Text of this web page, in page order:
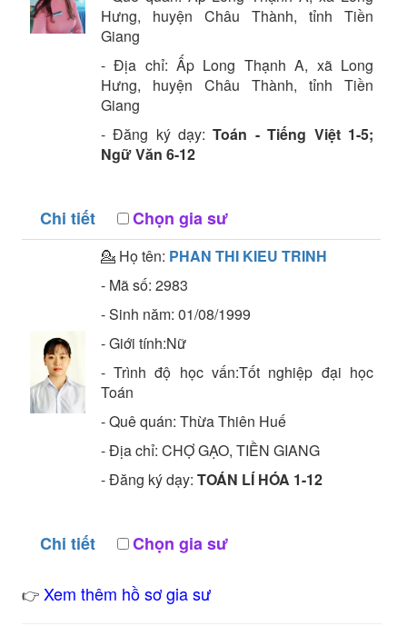
Hưng, huyện Châu Thành, tỉnh Tiền
Giang
- Địa chỉ:Ấp Long Thạnh A, xã Long
Hưng, huyện Châu Thành, tỉnh Tiền
Giang
- Đăng ký dạy:Toán - Tiếng Việt 1-5;
Ngữ Văn 6-12
Chi tiết Chọn gia sư
💁 Họ tên: PHAN THI KIEU TRINH
- Mã số: 2983
- Sinh năm: 01/08/1999
- Giới tính:Nữ
- Trình độ học vấn:Tốt nghiệp đại học
Toán
- Quê quán: Thừa Thiên Huế
- Địa chỉ: CHỢ GẠO, TIỀN GIANG
- Đăng ký dạy: TOÁN LÍ HÓA 1-12
Chi tiết Chọn gia sư
👉 Xem thêm hồ sơ gia sư